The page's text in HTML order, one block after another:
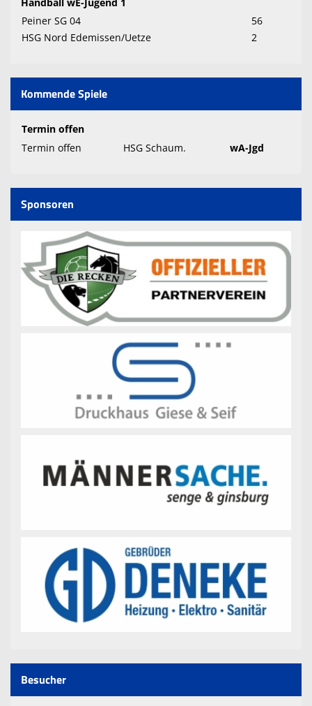
Handball wE-Jugend 1
Peiner SG 04
56
HSG Nord Edemissen/Uetze
2
Kommende Spiele
Termin offen
Termin offen
HSG Schaum. wA-Jgd
Sponsoren
Besucher